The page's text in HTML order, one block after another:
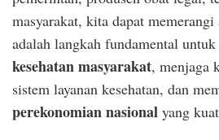
masyarakat, kita dapat
adalah langkah fundamental
kesehatan masyarakat, menjaga
sistem layanan kesehatan, dan
perekonomian nasional yang